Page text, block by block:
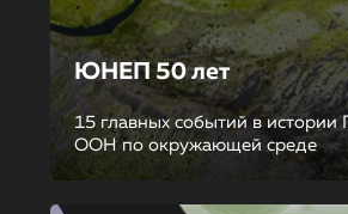
ЮНЕП 50 лет
15 главных событий в
ООН по окружающей среде